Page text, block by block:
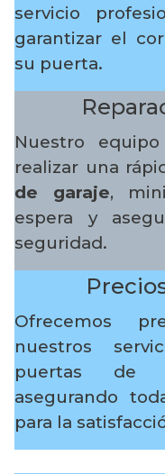
servicio
garantizar el
su puerta.
Nuestro
realizar una
de garaje,
espera y
seguridad.
Ofrecemos
nuestros
puertas de
asegurando
para la